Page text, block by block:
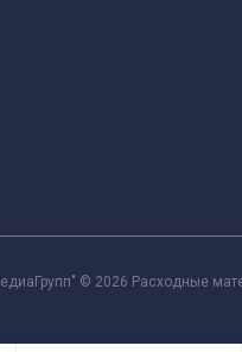
© 2026 Расходные